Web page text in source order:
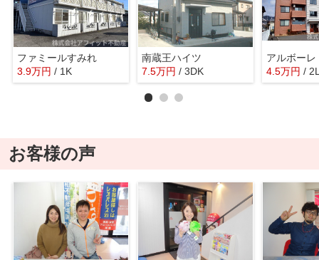
ファミールすみれ
3.9万円 / 1K
南蔵王ハイツ
7.5万円 / 3DK
アルボーレ
4.5万円 /
お客様の声